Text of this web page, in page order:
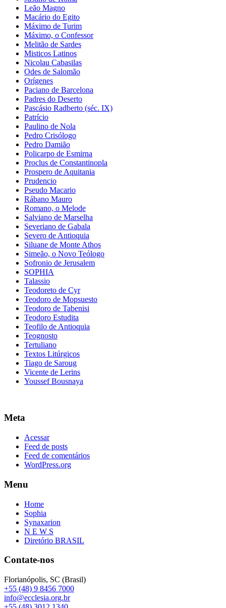
Leão Magno
Macário do Egito
Máximo de Turim
Máximo, o Confessor
Melitão de Sardes
Misticos Latinos
Nicolau Cabasilas
Odes de Salomão
Orígenes
Paciano de Barcelona
Padres do Deserto
Pascásio Radberto (séc. IX)
Patrício
Paulino de Nola
Pedro Crisólogo
Pedro Damião
Policarpo de Esmirna
Proclus de Constantinopla
Prospero de Aquitania
Prudencio
Pseudo Macario
Rábano Mauro
Romano, o Melode
Salviano de Marselha
Severiano de Gabala
Severo de Antioquia
Siluane de Monte Athos
Simeão, o Novo Teólogo
Sofronio de Jerusalem
SOPHIA
Talassio
Teodoreto de Cyr
Teodoro de Mopsuesto
Teodoro de Tabenisi
Teodoro Estudita
Teofilo de Antioquia
Teognosto
Tertuliano
Textos Litúrgicos
Tiago de Saroug
Vicente de Lerins
Youssef Bousnaya
Meta
Acessar
Feed de posts
Feed de comentários
WordPress.org
Menu
Home
Sophia
Synaxarion
N E W S
Diretório BRASIL
Contate-nos
Florianópolis, SC (Brasil)
+55 (48) 9 8456 7000
info@ecclesia.org.br